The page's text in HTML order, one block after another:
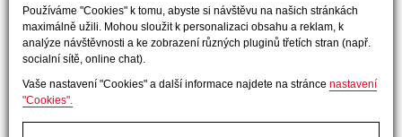
Používáme "Cookies" k tomu, abyste si návštěvu na našich stránkách
maximálně užili. Mohou sloužit k personalizaci obsahu a reklam, k
analýze návštěvnosti a ke zobrazení různých pluginů třetích stran (např.
socialní sítě, online chat).
Vaše nastavení "Cookies" a další informace najdete na stránce nastavení
"Cookies".